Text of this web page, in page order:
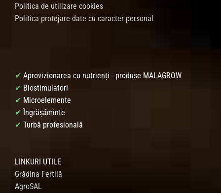
Politica de utilizare cookies
Politica protejare date cu caracter personal
✔ Aprovizionarea cu nutrienți - produse MALAGROW
✔ Biostimulatori
✔ Microelemente
✔ Îngrășăminte
✔ Turbă profesională
LINKURI UTILE
Grădina Fertilă
AgroSAL